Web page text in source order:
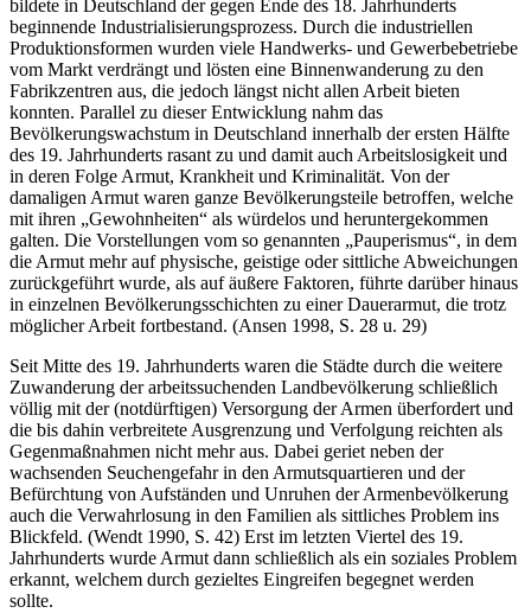
Den Hintergrund für die Entstehung der heutigen sozialen Arbeit
bildete in Deutschland der gegen Ende des 18. Jahrhunderts
beginnende Industri­alisierungsprozess. Durch die industriellen
Produktionsformen wurden viele Handwerks- und Gewerbebetriebe
vom Markt verdrängt und lösten eine Binnenwanderung zu den
Fabrikzentren aus, die jedoch längst nicht allen Arbeit bieten
konnten. Parallel zu dieser Entwicklung nahm das
Bevölkerungswachstum in Deutschland innerhalb der ersten Hälfte
des 19. Jahrhunderts rasant zu und damit auch Arbeitslosigkeit und
in deren Folge Armut, Krankheit und Kriminalität. Von der
damaligen Armut waren ganze Bevölkerungsteile betroffen, welche
mit ihren „Gewohnhei­ten“ als würdelos und heruntergekommen
galten. Die Vorstellungen vom so genannten „Pauperismus“, in dem
die Armut mehr auf physische, geistige oder sittliche Abweichungen
zurückgeführt wurde, als auf äußere Faktoren, führte darüber hinaus
möglicher Arbeit fortbestand. (Ansen 1998, S. 28 u. 29)
Seit Mitte des 19. Jahrhunderts waren die Städte durch die weitere
Zuwanderung der arbeitssuchenden Landbevölkerung schließlich
völlig mit der (notdürftigen) Versorgung der Armen überfordert und
die bis dahin verbreitete Ausgrenzung und Verfolgung reichten als
Gegenmaß­nahmen nicht mehr aus. Dabei geriet neben der
wachsenden Seuchenge­fahr in den Armutsquartieren und der
Befürchtung von Aufständen und Unruhen der Armenbevölkerung
auch die Verwahrlosung in den Familien als sittliches Problem ins
Blickfeld. (Wendt 1990, S. 42) Erst im letzten Viertel des 19.
Jahrhunderts wurde Armut dann schließlich als ein sozia­les Problem